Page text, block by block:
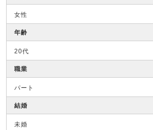
女性
年齢
20代
職業
パート
結婚
未婚